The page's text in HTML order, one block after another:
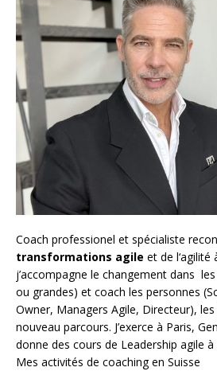
Coach professionel et spécialiste
transformations agile et de l‘agilité
j’accompagne le changement dans
ou grandes) et coach les personnes (
Owner, Managers Agile, Directeur),
nouveau parcours. J’exerce à Paris,
donne des cours de Leadership agile à
Mes activités de coaching en Suisse